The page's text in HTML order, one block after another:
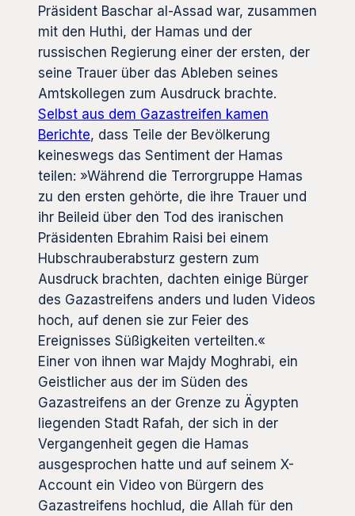
Präsident Baschar al-Assad war, zusammen
mit den Huthi, der Hamas und der
russischen Regierung einer der ersten, der
seine Trauer über das Ableben seines
Amtskollegen zum Ausdruck brachte.
Selbst aus dem Gazastreifen kamen
Berichte, dass Teile der Bevölkerung
keineswegs das Sentiment der Hamas
teilen: »Während die Terrorgruppe Hamas
zu den ersten gehörte, die ihre Trauer und
ihr Beileid über den Tod des iranischen
Präsidenten Ebrahim Raisi bei einem
Hubschrauberabsturz gestern zum
Ausdruck brachten, dachten einige Bürger
des Gazastreifens anders und luden Videos
hoch, auf denen sie zur Feier des
Ereignisses Süßigkeiten verteilten.«
Einer von ihnen war Majdy Moghrabi, ein
Geistlicher aus der im Süden des
Gazastreifens an der Grenze zu Ägypten
liegenden Stadt Rafah, der sich in der
Vergangenheit gegen die Hamas
ausgesprochen hatte und auf seinem X-
Account ein Video von Bürgern des
Gazastreifens hochlud, die Allah für den